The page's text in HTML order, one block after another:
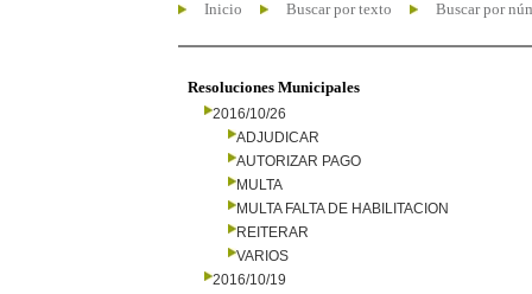
Inicio Buscar por texto Buscar por
Resoluciones Municipales
2016/10/26
ADJUDICAR
AUTORIZAR PAGO
MULTA
MULTA FALTA DE HABILITACION
REITERAR
VARIOS
2016/10/19